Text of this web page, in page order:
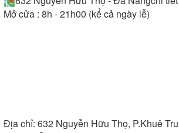
Mở cửa : 8h - 21h00 (kể cả ngày lễ)
Địa chỉ: 632 Nguyễn Hữu Thọ, P.Khuê